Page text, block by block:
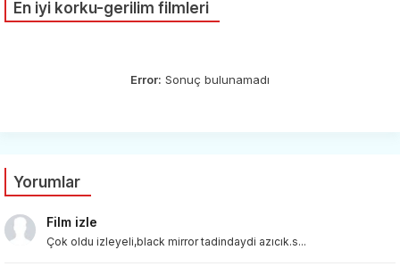
En iyi korku-gerilim filmleri
Error: Sonuç bulunamadı
Yorumlar
Film izle
Çok oldu izleyeli,black mirror tadindaydi azıcık.s...